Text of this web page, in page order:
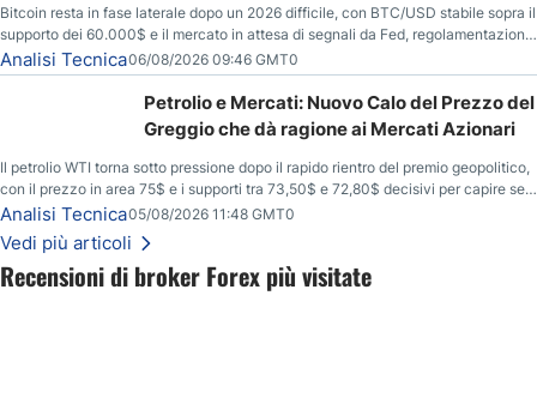
Recensioni di broker Forex più visitate
Bitcoin resta in fase laterale dopo un 2026 difficile, con BTC/USD stabile sopra il
supporto dei 60.000$ e il mercato in attesa di segnali da Fed, regolamentazione
USA ed elezioni di medio termine.
Analisi Tecnica06/08/2026 09:46 GMT0
Petrolio e Mercati: Nuovo Calo del Prezzo del
Greggio che dà ragione ai Mercati Azionari
Il petrolio WTI torna sotto pressione dopo il rapido rientro del premio geopolitico,
con il prezzo in area 75$ e i supporti tra 73,50$ e 72,80$ decisivi per capire se il
ribasso potrà estendersi verso quota 70$.
Analisi Tecnica05/08/2026 11:48 GMT0
Vedi più articoli